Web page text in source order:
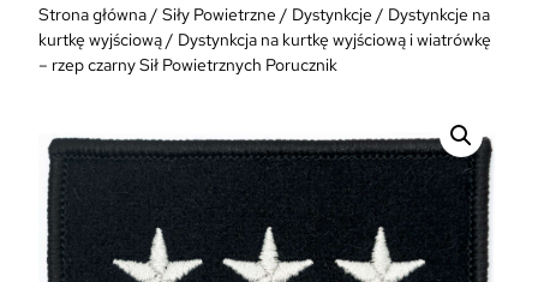
Strona główna/ Siły Powietrzne / Dystynkcje / Dystynkcje na
kurtkę wyjściową/ Dystynkcja na kurtkę wyjściową i wiatrówkę
– rzep czarny Sił Powietrznych Porucznik